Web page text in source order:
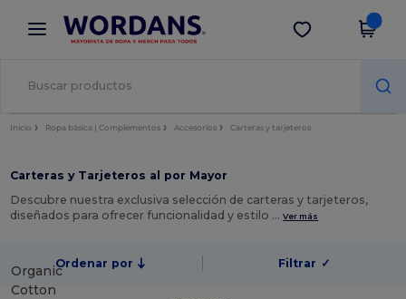
× App de Wordans
¡Mejores precios en app!
Descargar app
Inicio Ropa básica | Complementos Accesorios Carteras y tarjeteros
Carteras y Tarjeteros al por Mayor
Descubre nuestra exclusiva selección de carteras y tarjeteros,
diseñados para ofrecer funcionalidad y estilo …Ver más
Ordenar por Filtrar ✓
Organic
Cotton